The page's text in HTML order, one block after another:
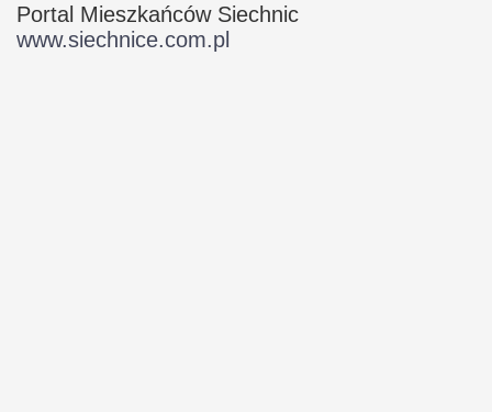
Portal Mieszkańców Siechnic
www.siechnice.com.pl